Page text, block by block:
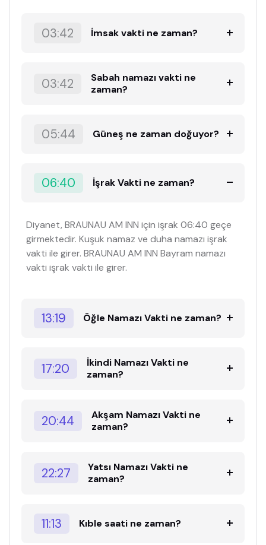
03:42 İmsak vakti ne zaman?
03:42
Sabah namazı vakti ne
zaman?
05:44 Güneş ne zaman doğuyor?
06:40 İşrak Vakti ne zaman?
Diyanet, BRAUNAU AM INN için işrak 06:40 geçe
girmektedir. Kuşuk namaz ve duha namazı işrak
vakti ile girer. BRAUNAU AM INN Bayram namazı
vakti işrak vakti ile girer.
13:19 Öğle Namazı Vakti ne zaman?
17:20
İkindi Namazı Vakti ne
zaman?
20:44
Akşam Namazı Vakti ne
zaman?
22:27
Yatsı Namazı Vakti ne
zaman?
11:13 Kıble saati ne zaman?